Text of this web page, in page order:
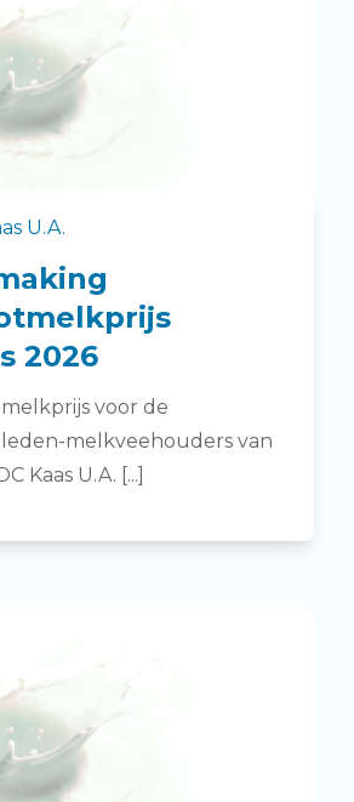
U.A.
2026
voor de
melkveehouders van
Kaas U.A. [...]